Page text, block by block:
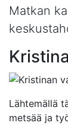
Matkan
Lähtemällä
metsää ja